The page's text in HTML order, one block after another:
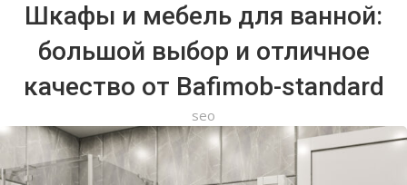
Шкафы и мебель для ванной:
большой выбор и отличное
качество от Bafimob-standard
seo